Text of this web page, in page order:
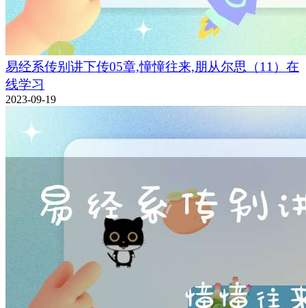
易经系传别讲下传05章,憧憧往来,朋从尔思（11）在
线学习
2023-09-19